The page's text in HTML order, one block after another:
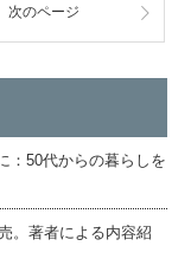
次のページ
：50代からの暮らしを
。著者による内容紹